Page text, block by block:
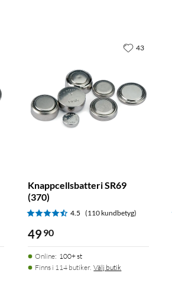
Knappcellsbatteri SR69
(370)
4.5 (110 kundbetyg)
49 90
Online: 100+ st
Finns i 114 butiker. Välj butik
43